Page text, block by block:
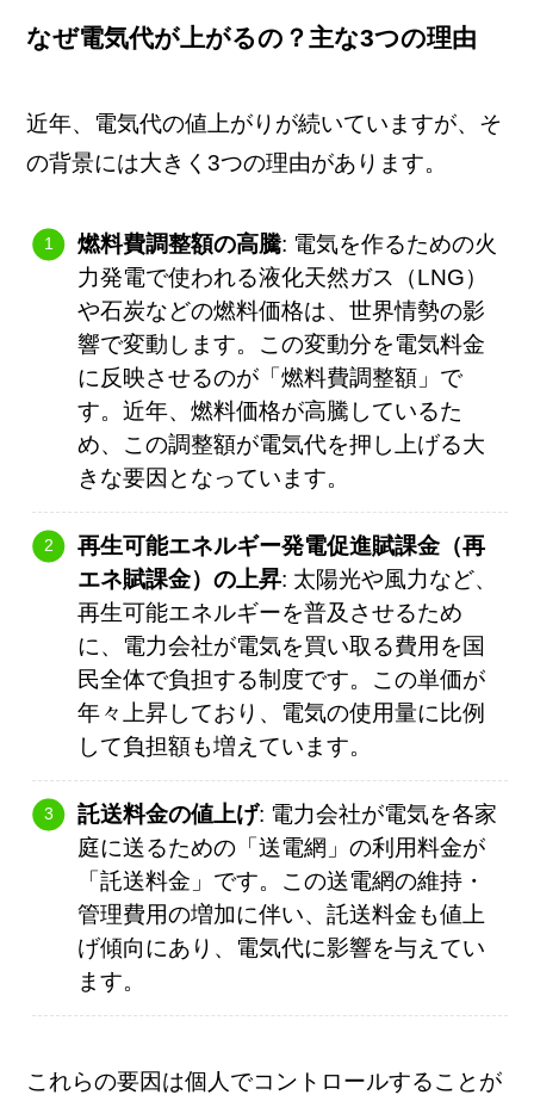
なぜ電気代が上がるの？主な3つの理由
近年、電気代の値上がりが続いていますが、そ
の背景には大きく3つの理由があります。
燃料費調整額の高騰: 電気を作るための火
力発電で使われる液化天然ガス（LNG）
や石炭などの燃料価格は、世界情勢の影
響で変動します。この変動分を電気料金
に反映させるのが「燃料費調整額」で
す。近年、燃料価格が高騰しているた
め、この調整額が電気代を押し上げる大
きな要因となっています。
再生可能エネルギー発電促進賦課金（再
エネ賦課金）の上昇: 太陽光や風力など、
再生可能エネルギーを普及させるため
に、電力会社が電気を買い取る費用を国
民全体で負担する制度です。この単価が
年々上昇しており、電気の使用量に比例
して負担額も増えています。
託送料金の値上げ: 電力会社が電気を各家
庭に送るための「送電網」の利用料金が
「託送料金」です。この送電網の維持・
管理費用の増加に伴い、託送料金も値上
げ傾向にあり、電気代に影響を与えてい
ます。
これらの要因は個人でコントロールすることが